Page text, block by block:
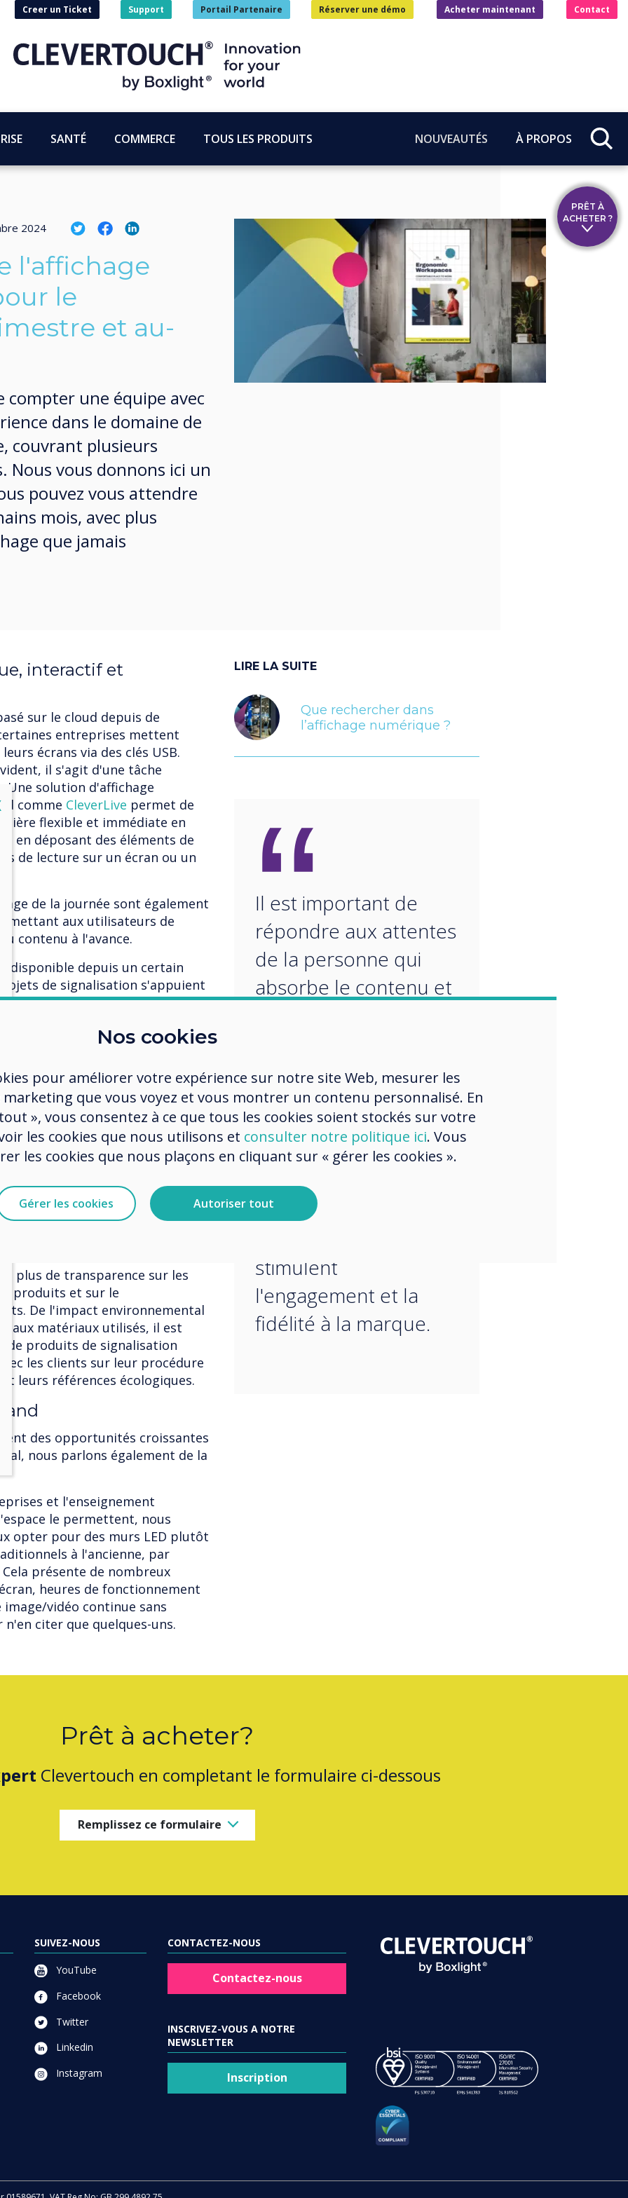
Creer un Ticket Support Portail Partenaire Réserver une démo Acheter maintenant Contact
SANTÉ COMMERCE TOUS LES PRODUITS NOUVEAUTÉS À PROPOS
2024
l'affichage
le
et au-
compter une équipe avec
dans le domaine de
couvrant plusieurs
Nous vous donnons ici un
pouvez vous attendre
mois, avec plus
que jamais
interactif et
sur le cloud depuis de
entreprises mettent
écrans via des clés USB.
il s'agit d'une tâche
Une solution d'affichage
comme CleverLive permet de
flexible et immédiate en
en déposant des éléments de
de lecture sur un écran ou un
de la journée sont également
aux utilisateurs de
contenu à l'avance.
disponible depuis un certain
de signalisation s'appuient
Si la météo ou les niveaux de
n'ait à effectuer
mois, nous pensons que l’IA
dans les déploiements
s’agisse de création de contenu,
durabilité
» est omniprésent, mais il
mot à la mode : il sera le moteur
plus de transparence sur les
produits et sur le
De l'impact environnemental
aux matériaux utilisés, il est
produits de signalisation
les clients sur leur procédure
leurs références écologiques.
des opportunités croissantes
nous parlons également de la
et l'enseignement
le permettent, nous
opter pour des murs LED plutôt
à l'ancienne, par
présente de nombreux
heures de fonctionnement
vidéo continue sans
citer que quelques-uns.
LIRE LA SUITE
Que rechercher dans
l’affichage numérique ?
“
Il est important de
répondre aux attentes
de la personne qui
absorbe le contenu et
qu'elle espère voir à
l'écran. L'objectif
ultime est de créer
des communications
visuelles plus
percutantes et
stimulent
l'engagement et la
fidélité à la marque.
Prêt à acheter?
Clevertouch en completant le formulaire ci-dessous
Remplissez ce formulaire
SUIVEZ-NOUS
YouTube
Facebook
Twitter
Linkedin
Instagram
CONTACTEZ-NOUS
Contactez-nous
INSCRIVEZ-VOUS A NOTRE
NEWSLETTER
Inscription
PRÊT À
ACHETER ?
Nos cookies
pour améliorer votre expérience sur notre site Web, mesurer les
que vous voyez et vous montrer un contenu personnalisé. En
», vous consentez à ce que tous les cookies soient stockés sur votre
les cookies que nous utilisons et consulter notre politique ici. Vous
les cookies que nous plaçons en cliquant sur « gérer les cookies ».
Gérer les cookies Autoriser tout